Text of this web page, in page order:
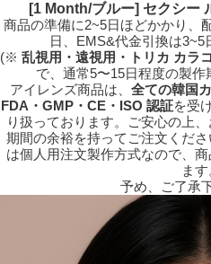
[1 Month/ブルー] セクシー
商品の準備に2~5日ほどかかり、
日、EMS&代金引換は3~5
(※ 乱視用・遠視用・トリカ カラ
で、 通常5〜15日程度の製作
アイレンズ商品は、 全ての韓国
FDA・GMP・CE・ISO 認証を受
り扱っております。ご安心の上
期間の余裕を持ってご注文くださ
は個人用注文製作方式なので、
ます
予め、ご了承